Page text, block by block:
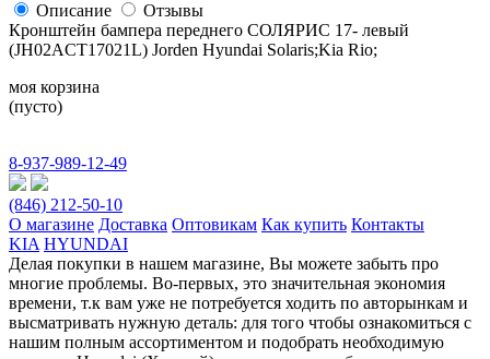
Описание
Отзывы
Кронштейн бампера переднего СОЛЯРИС 17- левый
(JH02ACT17021L) Jorden Hyundai Solaris;Kia Rio;
моя корзина
(пусто)
8-937-989-12-49
(846) 212-50-10
О магазине Доставка Оптовикам Как купить Контакты
KIA HYUNDAI
Делая покупки в нашем магазине, Вы можете забыть про
многие проблемы. Во-первых, это значительная экономия
времени, т.к вам уже не потребуется ходить по авторынкам и
высматривать нужную деталь: для того чтобы ознакомиться с
нашим полным ассортиментом и подобрать необходимую